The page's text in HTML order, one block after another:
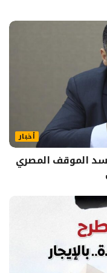
أخبار
الموقف المصري